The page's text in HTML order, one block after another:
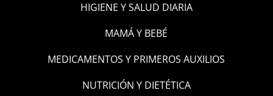
HIGIENE Y SALUD DIARIA
MAMÁ Y BEBÉ
MEDICAMENTOS Y PRIMEROS AUXILIOS
NUTRICIÓN Y DIETÉTICA